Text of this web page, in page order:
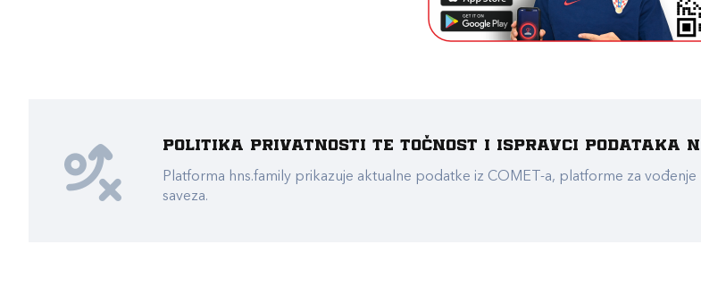
Politika privatnosti te točnost i ispravci podataka
Platforma hns.family prikazuje aktualne podatke iz COMET-a, platforme za
saveza.